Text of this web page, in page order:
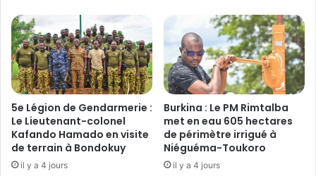
g
e
s
e
s
l
e
c
t
e
u
a
t
a
i
l
o
n
A
b
o
5e Légion de Gendarmerie :
Le Lieutenant-colonel
Kafando Hamado en visite
de terrain à Bondokuy
il y a 4 jours
Burkina : Le PM Rimtalba
met en eau 605 hectares
de périmètre irrigué à
Niéguéma-Toukoro
il y a 4 jours